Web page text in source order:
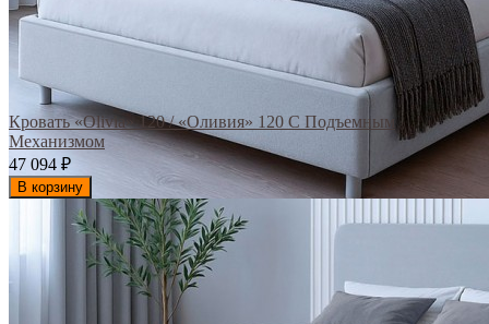
Кровать «Olivia» 120 / «Оливия» 120 С Подъемным
Механизмом
47 094 ₽
В корзину